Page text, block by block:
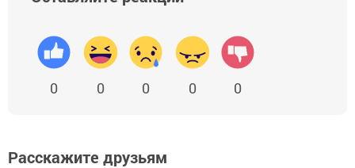
0 0 0 0 0
Расскажите друзьям